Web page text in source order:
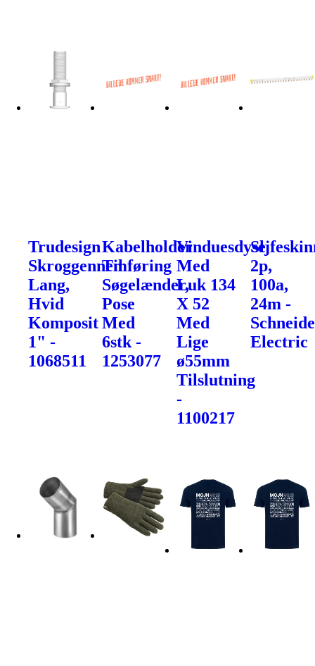
Trudesign
Skroggennemføring
Lang,
Hvid
Komposit
1" -
1068511
Kabelholder
Til
Søgelænder,
Pose
Med
6stk -
1253077
Vinduesdyse
Med
Luk 134
X 52
Med
Lige
ø55mm
Tilslutning
-
1100217
2p,
100a,
24m -
Electric